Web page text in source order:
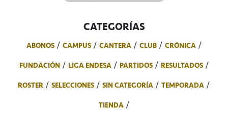
CATEGORÍAS
ABONOS CAMPUS CANTERA CLUB
CRÓNICA
FUNDACIÓN
LIGA ENDESA PARTIDOS
RESULTADOS
ROSTER
SELECCIONES SIN CATEGORÍA
TEMPORADA
TIENDA